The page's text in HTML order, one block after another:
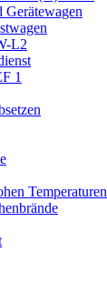
Gerätewagen
L2
1
Temperaturen